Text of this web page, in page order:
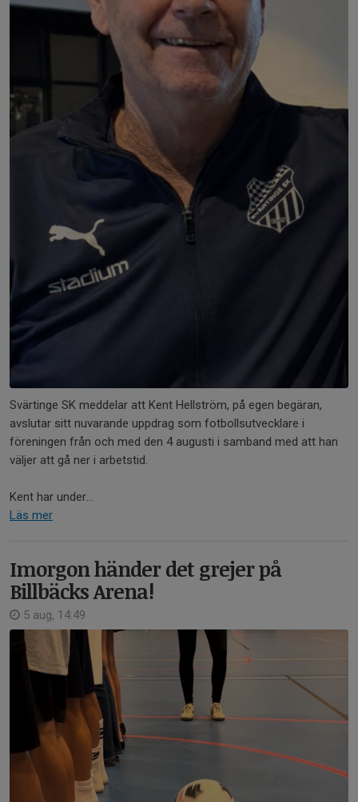
Svärtinge SK meddelar att Kent Hellström, på egen begäran,
avslutar sitt nuvarande uppdrag som fotbollsutvecklare i
föreningen från och med den 4 augusti i samband med att han
väljer att gå ner i arbetstid.
Kent har under...
Läs mer
Imorgon händer det grejer på
Billbäcks Arena!
5 aug, 14:49